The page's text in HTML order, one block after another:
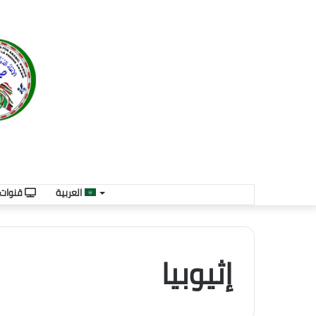
قنوات العربية
إثيوبيا